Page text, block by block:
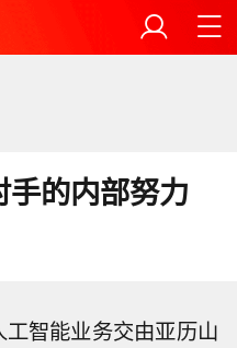
的内部努力
智能业务交由亚历山